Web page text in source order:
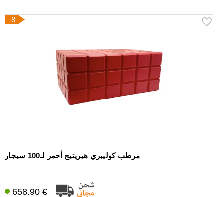
8
مرطب كوليبري هيريتيج أحمر لـ100 سيجار
658.90 €